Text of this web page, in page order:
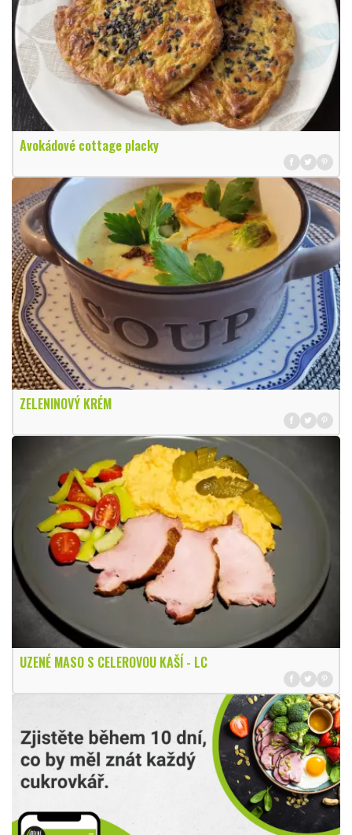
Avokádové cottage placky
ZELENINOVÝ KRÉM
UZENÉ MASO S CELEROVOU KAŠÍ - LC